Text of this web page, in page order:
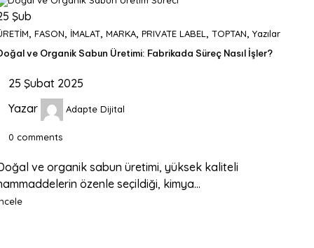
Şub
, FASON, İMALAT, MARKA, PRIVATE LABEL , TOPTAN, Yazılar
ve Organik Sabun Üretimi: Fabrikada Süreç Nasıl İşler?
25 Şubat 2025
Yazar
Adapte Dijital
0 comments
ve organik sabun üretimi, yüksek kaliteli
özenle seçildiği, kimya...